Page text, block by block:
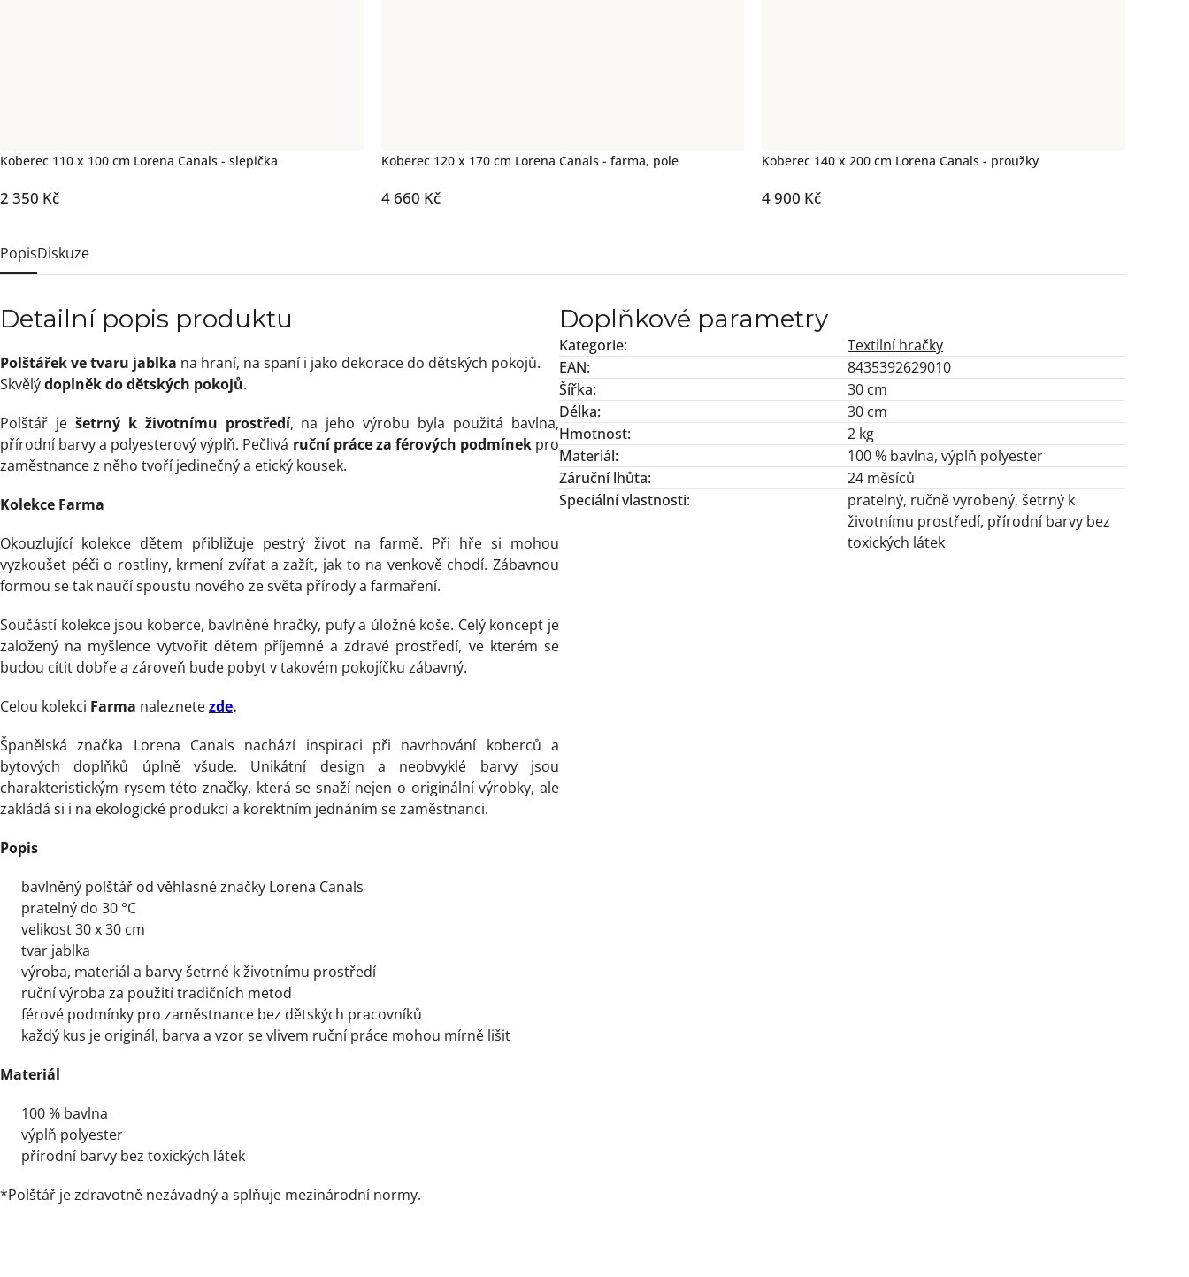
Koberec 110 x 100 cm Lorena Canals - slepička
2 350 Kč
Koberec 120 x 170 cm Lorena Canals - farma, pole
4 660 Kč
Koberec 140 x 200 cm Lorena Canals - proužky
4 900 Kč
PopisDiskuze
Detailní popis produktu
Polštářek ve tvaru jablka na hraní, na spaní i jako dekorace do dětských pokojů.
Skvělýdoplněk do dětských pokojů.
Polštář je šetrný k životnímu prostředí, na jeho výrobu byla použitá bavlna,
přírodní barvy a polyesterový výplň. Pečlivá ruční práce za férových podmínekpro
zaměstnance z něho tvoří jedinečný a etický kousek.
Kolekce Farma
Okouzlující kolekce dětem přibližuje pestrý život na farmě. Při hře si mohou
vyzkoušet péči o rostliny, krmení zvířat a zažít, jak to na venkově chodí. Zábavnou
formou se tak naučí spoustu nového ze světa přírody a farmaření.
Součástí kolekce jsou koberce, bavlněné hračky, pufy a úložné koše. Celý koncept je
založený na myšlence vytvořit dětem příjemné a zdravé prostředí, ve kterém se
budou cítit dobře a zároveň bude pobyt v takovém pokojíčku zábavný.
Celou kolekci Farma naleznetezde.
Španělská značka Lorena Canals nachází inspiraci při navrhování koberců a
bytových doplňků úplně všude. Unikátní design a neobvyklé barvy jsou
charakteristickým rysem této značky, která se snaží nejen o originální výrobky, ale
zakládá si i na ekologické produkci a korektním jednáním se zaměstnanci.
Popis
bavlněný polštář od věhlasné značky Lorena Canals
pratelný do 30 °C
velikost 30 x 30 cm
tvar jablka
výroba, materiál a barvy šetrné k životnímu prostředí
ruční výroba za použití tradičních metod
férové podmínky pro zaměstnance bez dětských pracovníků
každý kus je originál, barva a vzor se vlivem ruční práce mohou mírně lišit
Materiál
100 % bavlna
výplň polyester
přírodní barvy bez toxických látek
*Polštář je zdravotně nezávadný a splňuje mezinárodní normy.
Doplňkové parametry
Kategorie:
Textilní hračky
EAN:
8435392629010
Šířka:
30 cm
Délka:
30 cm
Hmotnost:
2 kg
Materiál:
100 % bavlna, výplň polyester
Záruční lhůta:
24 měsíců
Speciální vlastnosti:
pratelný, ručně vyrobený, šetrný k
životnímu prostředí, přírodní barvy bez
toxických látek